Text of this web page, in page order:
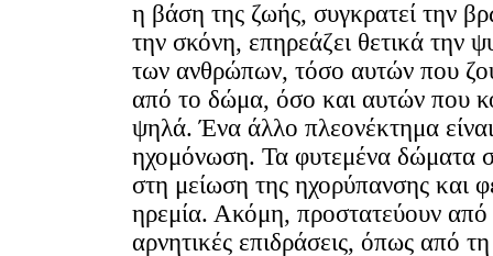
η βάση της ζωής, συγκρατεί την
την σκόνη, επηρεάζει θετικά την
των ανθρώπων, τόσο αυτών που
από το δώμα, όσο και αυτών που
ψηλά. Ένα άλλο πλεονέκτημα
ηχομόνωση. Τα φυτεμένα δώματα
στη μείωση της ηχορύπανσης και
ηρεμία. Ακόμη, προστατεύουν από
αρνητικές επιδράσεις, όπως από